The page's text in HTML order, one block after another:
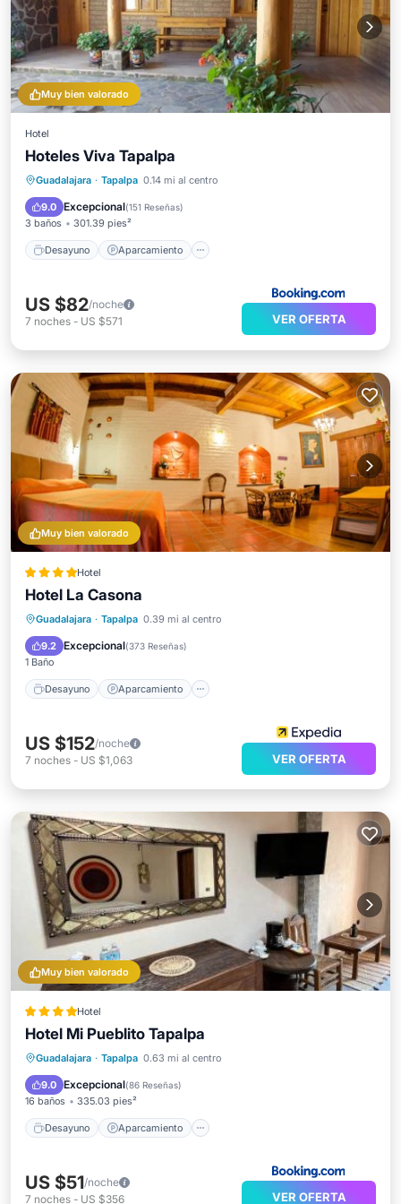
Muy bien valorado
Hotel
Hoteles Viva Tapalpa
Guadalajara · Tapalpa 0.14 mi al centro
9.0 Excepcional(151 Reseñas)
3 baños 301.39 pies²
Desayuno Aparcamiento
Desayuno
Aparcamiento
Balcón/Terraza
US $82/noche
7 noches - US $571 VER OFERTA
Muy bien valorado
Hotel
Hotel La Casona
Guadalajara · Tapalpa 0.39 mi al centro
9.2 Excepcional(373 Reseñas)
1 Baño
Desayuno Aparcamiento
Desayuno
Aparcamiento
Balcón/Terraza
US $152/noche
7 noches - US $1,063 VER OFERTA
Muy bien valorado
Hotel
Hotel Mi Pueblito Tapalpa
Guadalajara · Tapalpa 0.63 mi al centro
9.0 Excepcional(86 Reseñas)
16 baños 335.03 pies²
Desayuno Aparcamiento
Desayuno
Aparcamiento
Balcón/Terraza
US $51/noche
7 noches - US $356 VER OFERTA